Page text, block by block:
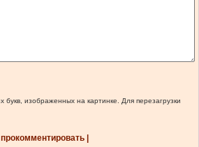
букв, изображенных на картинке. Для перезагрузки
| прокомментировать |